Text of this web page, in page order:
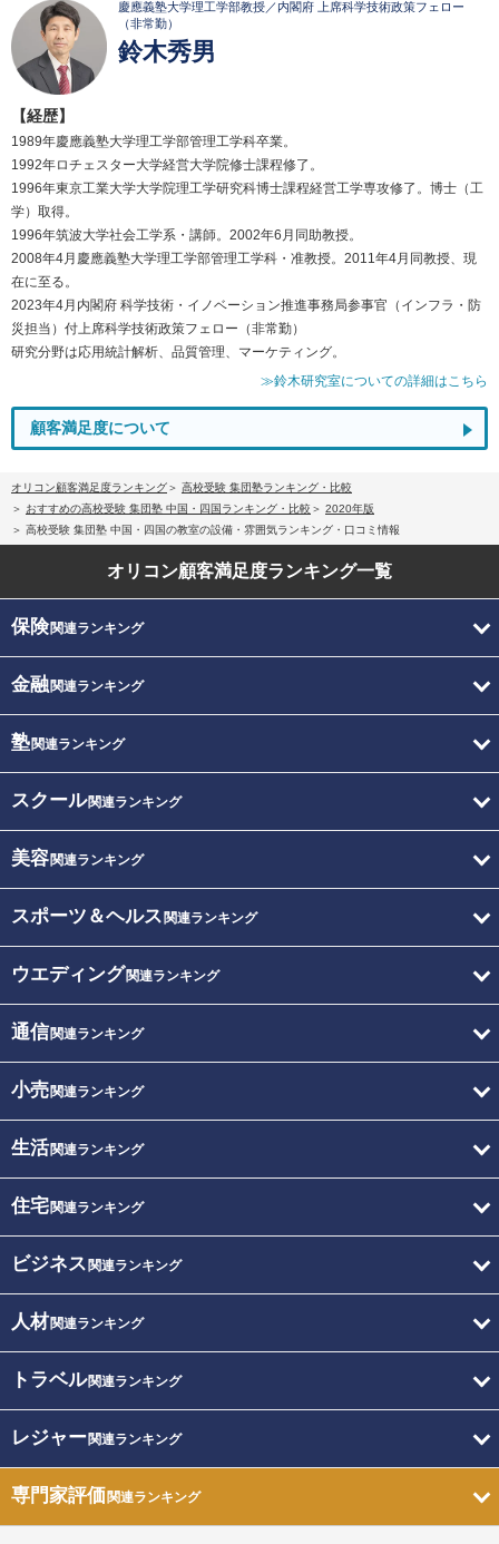
慶應義塾大学理工学部教授／内閣府 上席科学技術政策フェロー
（非常勤）
鈴木秀男
【経歴】
1989年慶應義塾大学理工学部管理工学科卒業。
1992年ロチェスター大学経営大学院修士課程修了。
1996年東京工業大学大学院理工学研究科博士課程経営工学専攻修了。博士（工
学）取得。
1996年筑波大学社会工学系・講師。2002年6月同助教授。
2008年4月慶應義塾大学理工学部管理工学科・准教授。2011年4月同教授、現
在に至る。
2023年4月内閣府 科学技術・イノベーション推進事務局参事官（インフラ・防
災担当）付上席科学技術政策フェロー（非常勤）
研究分野は応用統計解析、品質管理、マーケティング。
≫鈴木研究室についての詳細はこちら
顧客満足度について
オリコン顧客満足度ランキング
高校受験 集団塾ランキング・比較
おすすめの高校受験 集団塾 中国・四国ランキング・比較
2020年版
高校受験 集団塾 中国・四国の教室の設備・雰囲気ランキング・口コミ情報
オリコン顧客満足度ランキング一覧
保険関連ランキング
金融関連ランキング
塾関連ランキング
スクール関連ランキング
美容関連ランキング
スポーツ＆ヘルス 関連ランキング
ウエディング関連ランキング
通信関連ランキング
小売関連ランキング
生活関連ランキング
住宅関連ランキング
ビジネス 関連ランキング
人材関連ランキング
トラベル関連ランキング
レジャー関連ランキング
専門家評価関連ランキング